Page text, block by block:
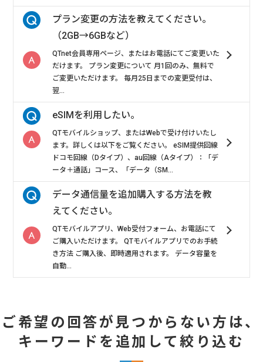
プラン変更の方法を教えてください。
（2GB→6GBなど）
QTnet会員専用ページ、またはお電話にてご変更いた
だけます。 プラン変更について 月1回のみ、無料で
ご変更いただけます。 毎月25日までの変更受付は、
翌...
eSIMを利用したい。
QTモバイルショップ、またはWebで受け付けいたし
ます。詳しくは以下をご覧ください。 eSIM提供回線
ドコモ回線（Dタイプ）、au回線（Aタイプ）：「デ
ータ＋通話」コース、「データ（SM...
データ通信量を追加購入する方法を教
えてください。
QTモバイルアプリ、Web受付フォーム、お電話にて
ご購入いただけます。 QTモバイルアプリでのお手続
き方法 ご購入後、即時適用されます。 データ容量を
自動...
ご希望の回答が見つからない方は、
キーワードを追加して絞り込む